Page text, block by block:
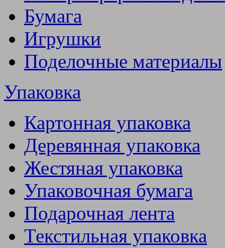
Бумага
Игрушки
Поделочные материалы
Упаковка
Картонная упаковка
Деревянная упаковка
Жестяная упаковка
Упаковочная бумага
Подарочная лента
Текстильная упаковка